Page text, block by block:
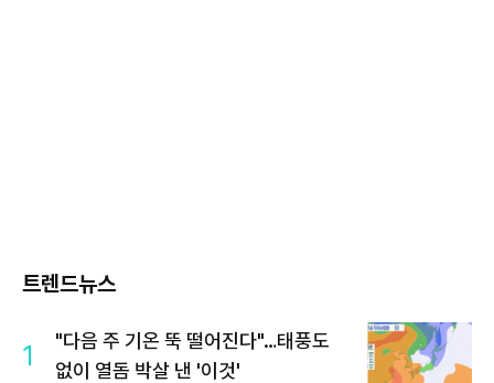
트렌드뉴스
1
"다음 주 기온 뚝 떨어진다"…태풍도
없이 열돔 박살 낸 '이것'